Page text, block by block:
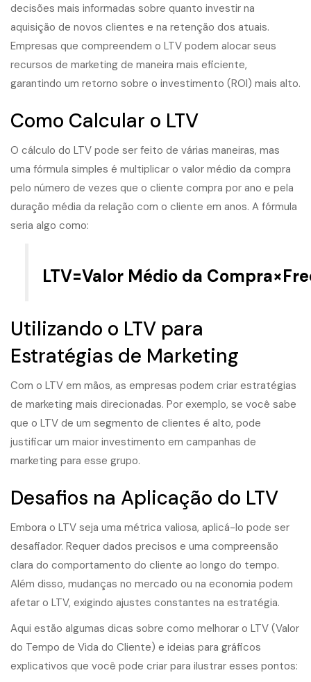
decisões mais informadas sobre quanto investir na
aquisição de novos clientes e na retenção dos atuais.
Empresas que compreendem o LTV podem alocar seus
recursos de marketing de maneira mais eficiente,
garantindo um retorno sobre o investimento (ROI) mais alto.
Como Calcular o LTV
O cálculo do LTV pode ser feito de várias maneiras, mas
uma fórmula simples é multiplicar o valor médio da compra
pelo número de vezes que o cliente compra por ano e pela
duração média da relação com o cliente em anos. A fórmula
seria algo como:
LTV=Valor Médio da Compra×Fre
Utilizando o LTV para
Estratégias de Marketing
Com o LTV em mãos, as empresas podem criar estratégias
de marketing mais direcionadas. Por exemplo, se você sabe
que o LTV de um segmento de clientes é alto, pode
justificar um maior investimento em campanhas de
marketing para esse grupo.
Desafios na Aplicação do LTV
Embora o LTV seja uma métrica valiosa, aplicá-lo pode ser
desafiador. Requer dados precisos e uma compreensão
clara do comportamento do cliente ao longo do tempo.
Além disso, mudanças no mercado ou na economia podem
afetar o LTV, exigindo ajustes constantes na estratégia.
Aqui estão algumas dicas sobre como melhorar o LTV (Valor
do Tempo de Vida do Cliente) e ideias para gráficos
explicativos que você pode criar para ilustrar esses pontos: